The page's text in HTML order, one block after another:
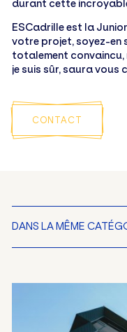
durant cette
ESCadrille est la
votre projet, soyez-en
totalement convaincu,
je suis sûr, saura vous
CONTACT
DANS LA MÊME